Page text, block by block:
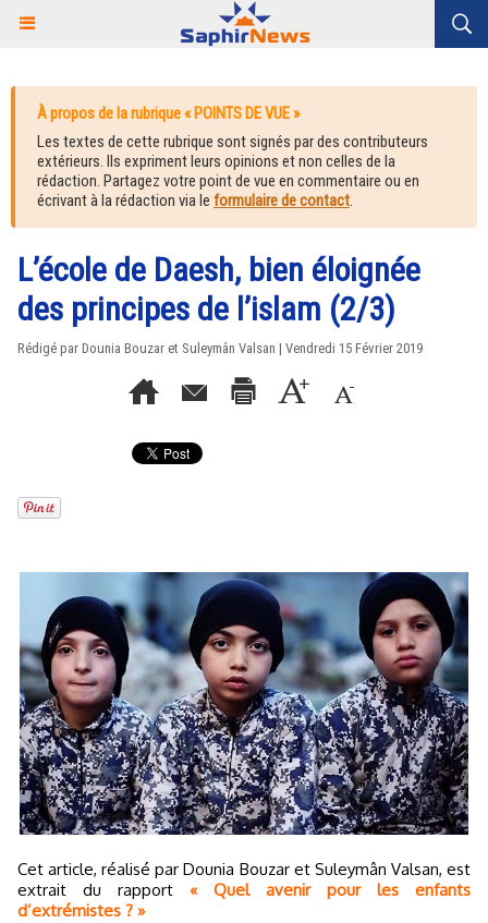
À propos de la rubrique « POINTS DE VUE »
Les textes de cette rubrique sont signés par des contributeurs
extérieurs. Ils expriment leurs opinions et non celles de la
rédaction. Partagez votre point de vue en commentaire ou en
écrivant à la rédaction via le formulaire de contact.
L’école de Daesh, bien éloignée
des principes de l’islam (2/3)
Rédigé par Dounia Bouzar et Suleymân Valsan | Vendredi 15 Février 2019
Cet article, réalisé par Dounia Bouzar et Suleymân Valsan, est
extrait du rapport « Quel avenir pour les enfants
d’extrémistes ? »